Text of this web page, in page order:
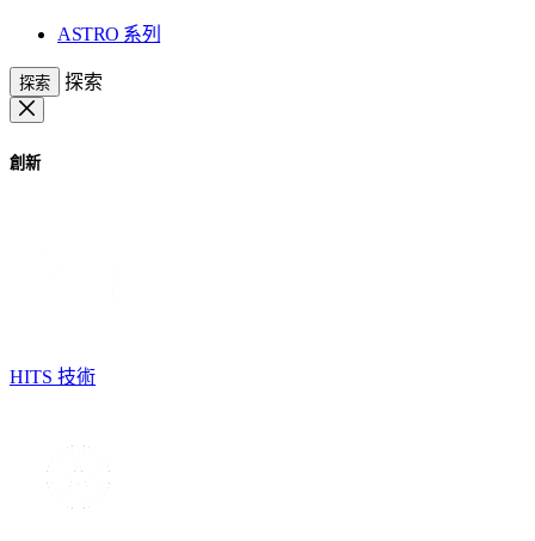
ASTRO 系列
探索 探索
創新
HITS 技術